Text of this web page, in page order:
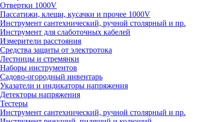
Отвертки 1000V
Пассатижи, клещи, кусачки и прочее 1000V
Инструмент сантехнический, ручной столярный и пр.
Инструмент для слаботочных кабелей
Измерители расстояния
Средства защиты от электротока
Лестницы и стремянки
Наборы инструментов
Садово-огородный инвентарь
Указатели и индикаторы напряжения
Детекторы напряжения
Тестеры
Инструмент сантехнический, ручной столярный и пр.